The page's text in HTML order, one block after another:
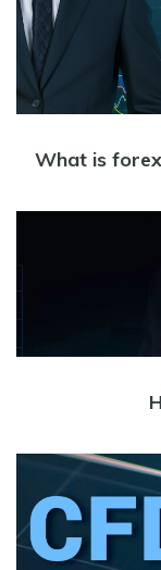
What is